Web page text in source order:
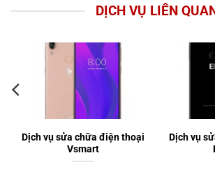
DỊCH VỤ LIÊN
Dịch vụ sửa chữa điện thoại
Vsmart
Dịch vụ